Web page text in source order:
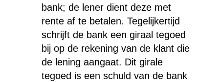
bank; de lener dient deze met
rente af te betalen. Tegelijkertijd
schrijft de bank een giraal tegoed
bij op de rekening van de klant die
de lening aangaat. Dit girale
tegoed is een schuld van de bank